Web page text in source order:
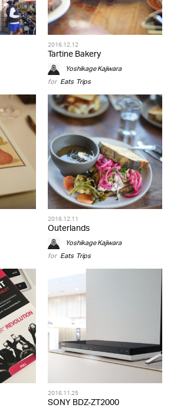
2016.12.12
Tartine Bakery
Yoshikage Kajiwara
for Eats, Trips
2016.12.11
Outerlands
Yoshikage Kajiwara
for Eats, Trips
2016.11.25
SONY BDZ-ZT2000